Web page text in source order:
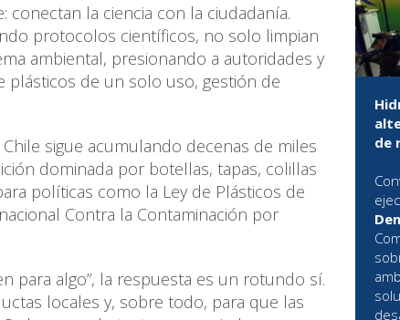
la ciencia con la ciudadanía.
protocolos científicos, no solo limpian
ambiental, presionando a autoridades y
plásticos de un solo uso, gestión de
sigue acumulando decenas de miles
dominada por botellas, tapas, colillas
políticas como la Ley de Plásticos de
Contra la Contaminación por
para algo”, la respuesta es un rotundo sí.
locales y, sobre todo, para que las
de